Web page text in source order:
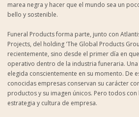
marea negra y hacer que el mundo sea un
bello y sostenible.
Funeral Products forma parte, junto con
Projects, del holding 'The Global Products
recientemente, sino desde el primer día en
operativo dentro de la industria funeraria.
elegida conscientemente en su momento. De
conocidas empresas conservan su carácter
productos y su imagen únicos. Pero todos
estrategia y cultura de empresa.